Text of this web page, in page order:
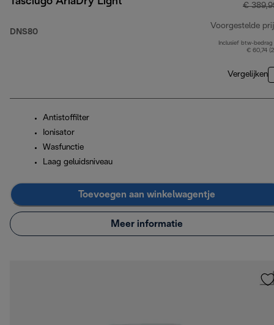
DNS80
€
Voorgestelde
Inclusief btw-bedrag
€ 60,74
Vergelijken
Antistoffilter
Ionisator
Wasfunctie
Laag geluidsniveau
Toevoegen aan winkelwagentje
Meer informatie